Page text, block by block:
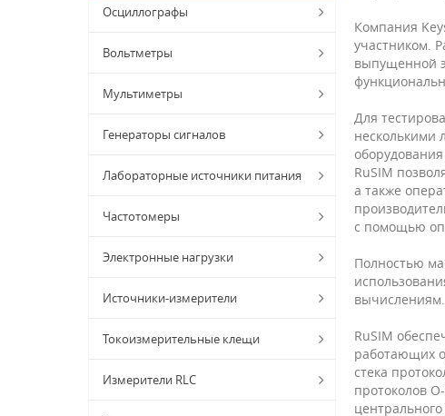
Осциллографы
Вольтметры
Мультиметры
Генераторы сигналов
Лабораторные источники питания
Частотомеры
Электронные нагрузки
Источники-измерители
Токоизмерительные клещи
Измерители RLC
Компания
участником.
выпущенной
Для
несколькими
RuSIM
а также
c помощью
Полностью
вычислениям.
RuSIM
работающих
стека
протоколов